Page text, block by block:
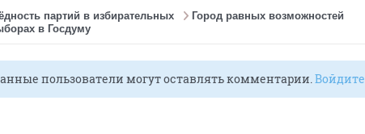
партий в избирательных
в Госдуму
Город равных возможностей
пользователи могут оставлять комментарии.Войдите